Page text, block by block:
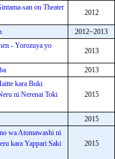
san on Theater
2012
2012~2013
- Yorozuya yo
2013
2013
kara Buki
ni Nerenai Toki
2015
2015
wa Atomawashi ni
kara Yappari Saki
2015